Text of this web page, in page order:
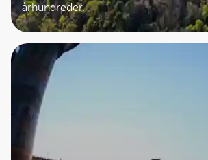
århundreder.